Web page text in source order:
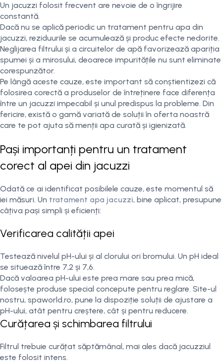
Un jacuzzi folosit frecvent are nevoie de o îngrijire
constantă.
Dacă nu se aplică periodic un tratament pentru apa din
jacuzzi, reziduurile se acumulează și produc efecte nedorite.
Neglijarea filtrului și a circuitelor de apă favorizează apariția
spumei și a mirosului, deoarece impuritățile nu sunt eliminate
corespunzător.
Pe lângă aceste cauze, este important să conștientizezi că
folosirea corectă a produselor de întreținere face diferența
între un jacuzzi impecabil și unul predispus la probleme. Din
fericire, există o gamă variată de soluții în oferta noastră
care te pot ajuta să menții apa curată și igienizată.
Pași importanți pentru un tratament
corect al apei din jacuzzi
Odată ce ai identificat posibilele cauze, este momentul să
iei măsuri. Un tratament apa jacuzzi, bine aplicat, presupune
câțiva pași simpli și eficienți:
Verificarea calității apei
Testează nivelul pH-ului și al clorului ori bromului. Un pH ideal
se situează între 7,2 și 7,6.
Dacă valoarea pH-ului este prea mare sau prea mică,
folosește produse special concepute pentru reglare. Site-ul
nostru, spaworld.ro, pune la dispoziție soluții de ajustare a
pH-ului, atât pentru creștere, cât și pentru reducere.
Curățarea și schimbarea filtrului
Filtrul trebuie curățat săptămânal, mai ales dacă jacuzziul
este folosit intens.